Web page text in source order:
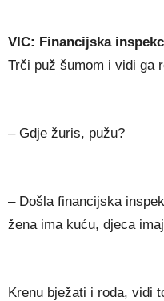
VIC: Financijska
Trči puž šumom i vidi ga
– Gdje žuris, pužu?
– Došla financijska
žena ima kuću, djeca
Krenu bježati i roda, vidi